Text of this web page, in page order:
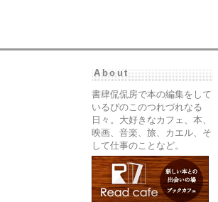
About
書肆侃侃房で本の編集をして
いるぴのこのつれづれなる
日々。大好きなカフェ、本、
映画、音楽、旅、カエル、そ
して仕事のことなど。